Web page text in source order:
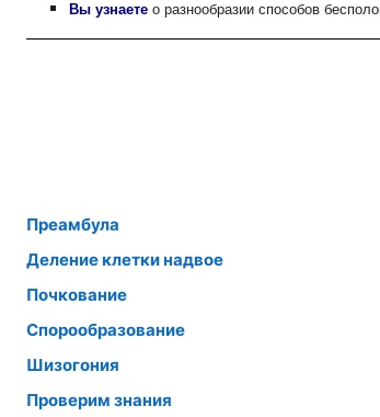
Вы узнаете о разнообразии способов
Преамбула
Деление клетки надвое
Почкование
Спорообразование
Шизогония
Проверим знания